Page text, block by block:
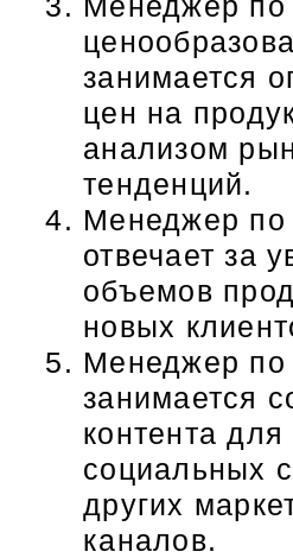
занимается
цен на
анализом
тенденций.
Менеджер
отвечает за
объемов
новых
Менеджер по
занимается
контента для
социальных
других
каналов.